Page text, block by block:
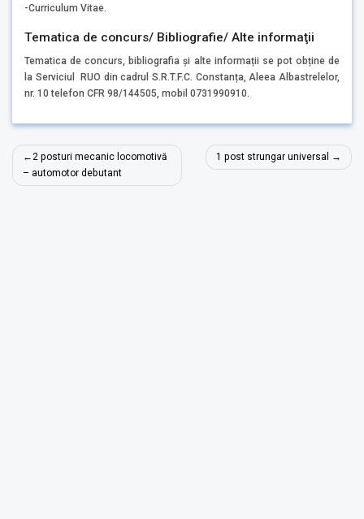
-Curriculum Vitae.
Tematica de concurs/ Bibliografie/ Alte informaţii
Tematica de concurs, bibliografia și alte informații se pot obține de
la Serviciul RUO din cadrul S.R.T.F.C. Constanța, Aleea Albastrelelor,
nr. 10 telefon CFR 98/144505, mobil 0731990910.
Navigare
în
2 posturi mecanic locomotivă
– automotor debutant
1 post strungar universal